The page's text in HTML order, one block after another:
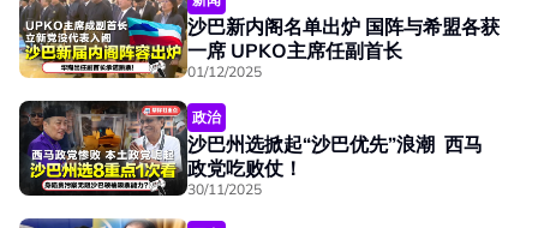
沙巴新内阁名单出炉 国阵与希盟各获
一席 UPKO主席任副首长
01/12/2025
政治
沙巴州选掀起“沙巴优先”浪潮 西马
政党吃败仗！
30/11/2025